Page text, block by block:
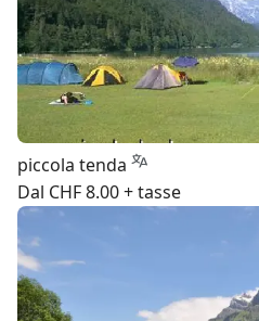
piccola tenda
Dal CHF 8.00 + tasse